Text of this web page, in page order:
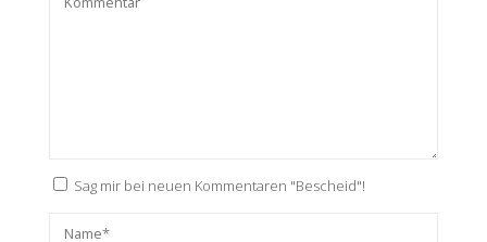
Sag mir bei neuen Kommentaren "Bescheid"!